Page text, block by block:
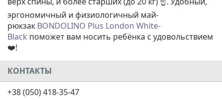
эргономичный и физиологичный май-
рюкзак BONDOLINO Plus London White-
Black поможет вам носить ребёнка с удовольствием
❤️!
КОНТАКТЫ
+38 (050) 418-35-47